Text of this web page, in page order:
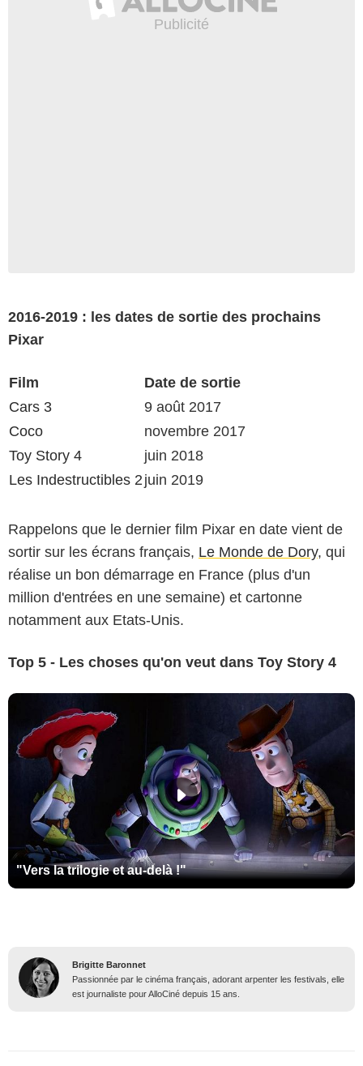
2016-2019 : les dates de sortie des prochains
Pixar
Film
Date de sortie
Cars 3
9 août 2017
Coco
novembre 2017
Toy Story 4
juin 2018
Les Indestructibles 2 juin 2019
Rappelons que le dernier film Pixar en date vient de
sortir sur les écrans français, Le Monde de Dory, qui
réalise un bon démarrage en France (plus d'un
million d'entrées en une semaine) et cartonne
notamment aux Etats-Unis.
Top 5 - Les choses qu'on veut dans Toy Story 4
"Vers la trilogie et au-delà !"
Brigitte Baronnet
Passionnée par le cinéma français, adorant arpenter les festivals, elle
est journaliste pour AlloCiné depuis 15 ans.